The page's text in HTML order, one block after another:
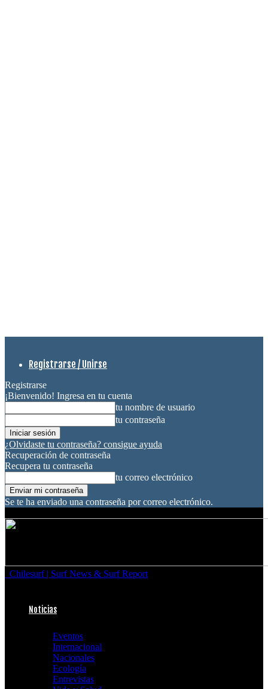
Registrarse / Unirse
Registrarse
¡Bienvenido! Ingresa en tu cuenta
tu nombre de usuario
tu contraseña
¿Olvidaste tu contraseña? consigue ayuda
Recuperación de contraseña
Recupera tu contraseña
tu correo electrónico
Se te ha enviado una contraseña por correo electrónico.
Chilesurf | Surf News & Surf Report
Noticias
Eventos
Internacional
Nacionales
Ecología
Entrevistas